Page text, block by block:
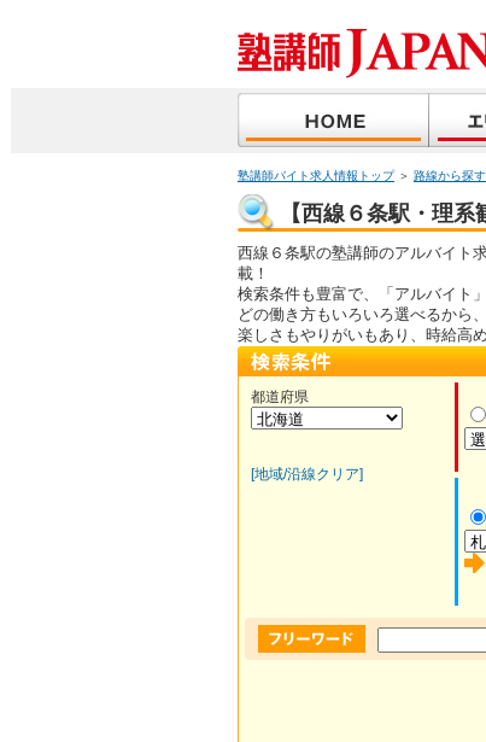
塾講師バイト求人情報トップ＞ 路線から探す
【西線６条駅・理
西線６条駅の塾講師のアルバイト
載！
検索条件も豊富で、「アルバイト
どの働き方もいろいろ選べるから
楽しさもやりがいもあり、時給高
都道府県
[地域/沿線クリア]